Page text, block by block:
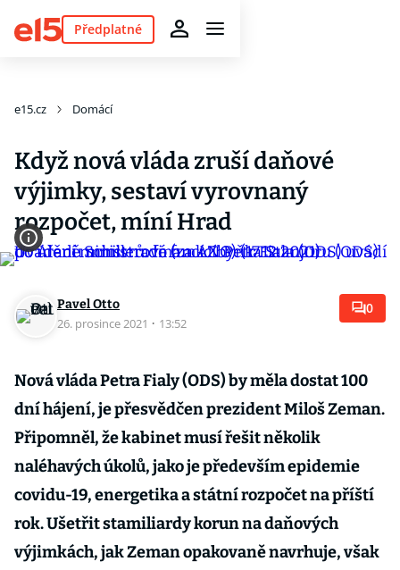
Předplatné
e15.cz Domácí
Když nová vláda zruší daňové
výjimky, sestaví vyrovnaný
rozpočet, míní Hrad
Pavel Otto
26. prosince 2021 · 13:52
0
Nová vláda Petra Fialy (ODS) by měla dostat 100
dní hájení, je přesvědčen prezident Miloš Zeman.
Připomněl, že kabinet musí řešit několik
naléhavých úkolů, jako je především epidemie
covidu-19, energetika a státní rozpočet na příští
rok. Ušetřit stamiliardy korun na daňových
výjimkách, jak Zeman opakovaně navrhuje, však